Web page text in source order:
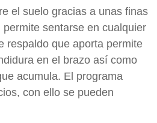
el suelo gracias a unas finas
sentarse en cualquier
respaldo que aporta permite
en el brazo así como
acumula. El programa
con ello se pueden